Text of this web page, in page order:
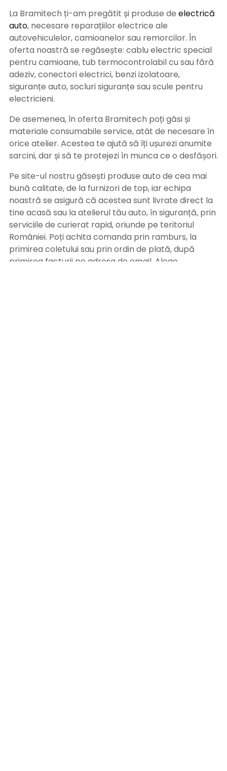
La Bramitech ți-am pregătit și produse de electrică
auto, necesare reparațiilor electrice ale
autovehiculelor, camioanelor sau remorcilor. În
oferta noastră se regăsește: cablu electric special
pentru camioane, tub termocontrolabil cu sau fără
adeziv, conectori electrici, benzi izolatoare,
siguranțe auto, socluri siguranțe sau scule pentru
electricieni.
De asemenea, în oferta Bramitech poți găsi și
materiale consumabile service, atât de necesare în
orice atelier. Acestea te ajută să îți ușurezi anumite
sarcini, dar și să te protejezi în munca ce o desfășori.
Pe site-ul nostru găsești produse auto de cea mai
bună calitate, de la furnizori de top, iar echipa
noastră se asigură că acestea sunt livrate direct la
tine acasă sau la atelierul tău auto, în siguranță, prin
serviciile de curierat rapid, oriunde pe teritoriul
României. Poți achita comanda prin ramburs, la
primirea coletului sau prin ordin de plată, după
primirea facturii pe adresa de email. Alege